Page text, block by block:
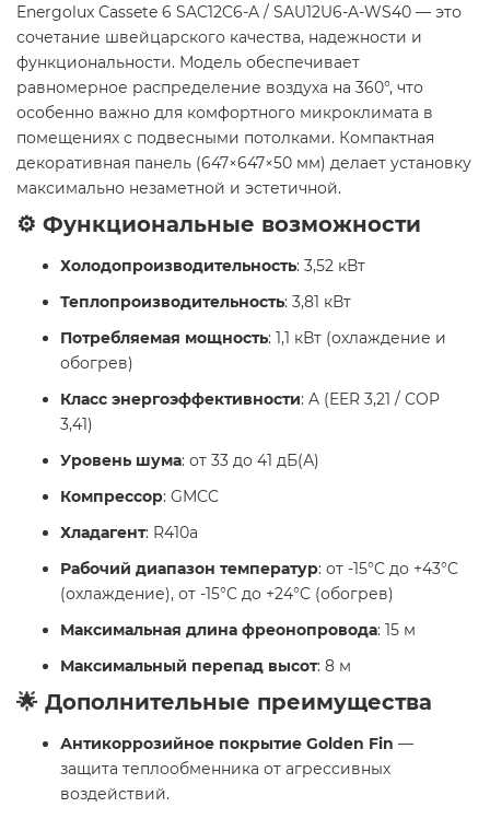
Energolux Cassete 6 SAC12C6-A / SAU12U6-A-WS40 — это
сочетание швейцарского качества, надежности и
функциональности. Модель обеспечивает
равномерное распределение воздуха на 360°, что
особенно важно для комфортного микроклимата в
помещениях с подвесными потолками. Компактная
декоративная панель (647×647×50 мм) делает установку
максимально незаметной и эстетичной.
⚙️ Функциональные возможности
Холодопроизводительность: 3,52 кВт
Теплопроизводительность: 3,81 кВт
Потребляемая мощность: 1,1 кВт (охлаждение и
обогрев)
Класс энергоэффективности: A (EER 3,21 / COP
3,41)
Уровень шума: от 33 до 41 дБ(А)
Компрессор: GMCC
Хладагент: R410a
Рабочий диапазон температур: от -15°C до +43°C
(охлаждение), от -15°C до +24°C (обогрев)
Максимальная длина фреонопровода: 15 м
Максимальный перепад высот: 8 м
🌟 Дополнительные преимущества
Антикоррозийное покрытие Golden Fin —
защита теплообменника от агрессивных
воздействий.